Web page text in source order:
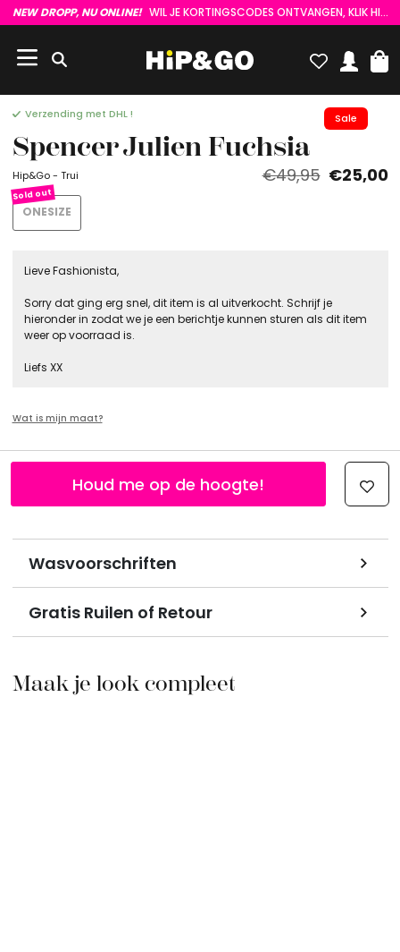
NEW DROPP, NU ONLINE! WIL JE KORTINGSCODES ONTVANGEN, KLIK HIER :)
Sale
Verzending met DHL !
Spencer Julien Fuchsia
Hip&Go - Trui €49,95 €25,00
ONESIZE
Lieve Fashionista,
Sorry dat ging erg snel, dit item is al uitverkocht. Schrijf je
hieronder in zodat we je een berichtje kunnen sturen als dit item
weer op voorraad is.
Liefs XX
Wat is mijn maat?
Wasvoorschriften
Gratis Ruilen of Retour
Houd me op de hoogte!
Maak je look compleet